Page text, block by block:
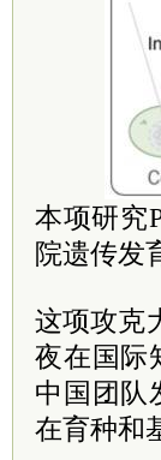
本项研究
院遗传发
这项攻克
夜在国际
中国团队
在育种和